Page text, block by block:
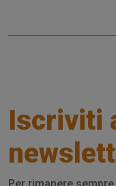
Iscriviti